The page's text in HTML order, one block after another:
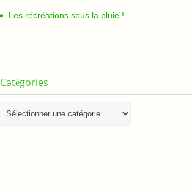
Les récréations sous la pluie !
Catégories